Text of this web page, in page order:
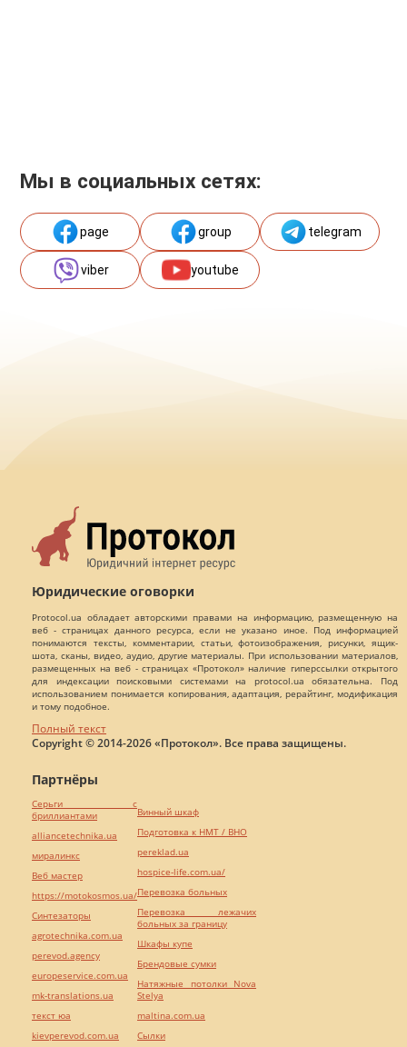
Мы в социальных сетях:
page group telegram
viber youtube
Юридические оговорки
Protocol.ua обладает авторскими правами на информацию, размещенную на
веб - страницах данного ресурса, если не указано иное. Под информацией
понимаются тексты, комментарии, статьи, фотоизображения, рисунки, ящик-
шота, сканы, видео, аудио, другие материалы. При использовании материалов,
размещенных на веб - страницах «Протокол» наличие гиперссылки открытого
для индексации поисковыми системами на protocol.ua обязательна. Под
использованием понимается копирования, адаптация, рерайтинг, модификация
и тому подобное.
Полный текст
Copyright © 2014-2026 «Протокол». Все права защищены.
Партнёры
Серьги с
бриллиантами
alliancetechnika.ua
миралинкс
Веб мастер
https://motokosmos.ua/
Синтезаторы
agrotechnika.com.ua
perevod.agency
europeservice.com.ua
mk-translations.ua
текст юа
kievperevod.com.ua
Винный шкаф
Подготовка к НМТ / ВНО
pereklad.ua
hospice-life.com.ua/
Перевозка больных
Перевозка лежачих
больных за границу
Шкафы купе
Брендовые сумки
Натяжные потолки Nova
Stelya
maltina.com.ua
Cылки